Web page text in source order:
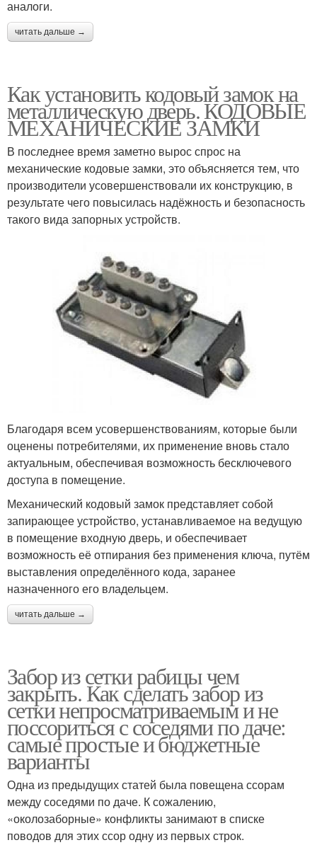
аналоги.
читать дальше →
Как установить кодовый замок на
металлическую дверь. КОДОВЫЕ
МЕХАНИЧЕСКИЕ ЗАМКИ
В последнее время заметно вырос спрос на
механические кодовые замки, это объясняется тем, что
производители усовершенствовали их конструкцию, в
результате чего повысилась надёжность и безопасность
такого вида запорных устройств.
Благодаря всем усовершенствованиям, которые были
оценены потребителями, их применение вновь стало
актуальным, обеспечивая возможность бесключевого
доступа в помещение.
Механический кодовый замок представляет собой
запирающее устройство, устанавливаемое на ведущую
в помещение входную дверь, и обеспечивает
возможность её отпирания без применения ключа, путём
выставления определённого кода, заранее
назначенного его владельцем.
читать дальше →
Забор из сетки рабицы чем
закрыть. Как сделать забор из
сетки непросматриваемым и не
поссориться с соседями по даче:
самые простые и бюджетные
варианты
Одна из предыдущих статей была повещена ссорам
между соседями по даче. К сожалению,
«околозаборные» конфликты занимают в списке
поводов для этих ссор одну из первых строк.